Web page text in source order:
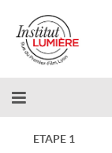
RetourETAPE 1